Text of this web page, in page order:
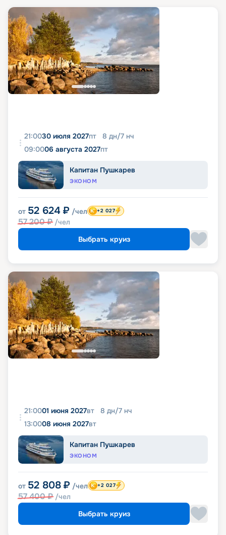
21:0030 июля 2027пт 8 дн/7 нч
09:0006 августа 2027пт
Капитан Пушкарев
ЭКОНОМ
от 52 624 ₽ /чел
57 200₽ /чел
+2 027
Выбрать круиз
21:0001 июня 2027вт 8 дн/7 нч
13:0008 июня 2027вт
Капитан Пушкарев
ЭКОНОМ
от 52 808 ₽ /чел
57 400₽ /чел
+2 027
Выбрать круиз